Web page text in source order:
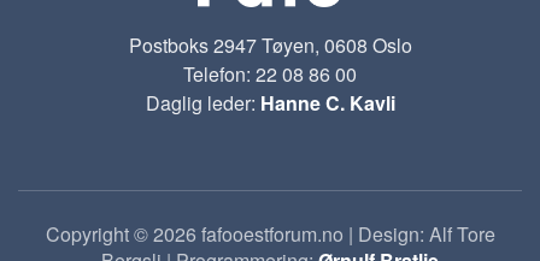
Postboks 2947 Tøyen, 0608 Oslo
Telefon: 22 08 86 00
Daglig leder: Hanne C. Kavli
Copyright © 2026 fafooestforum.no | Design: Alf Tore